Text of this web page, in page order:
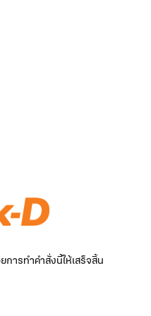
ารทำคำสั่งนี้ให้เสร็จสิ้น